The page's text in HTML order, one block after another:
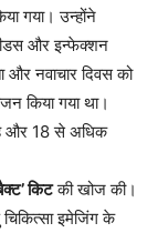
गया। उन्होंने
और इन्फेक्शन
और नवाचार दिवस को
किया गया था।
है और 18 से अधिक
किटकी खोज की।
इमेजिंग के